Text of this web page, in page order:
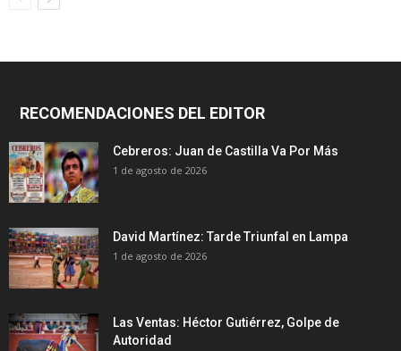
RECOMENDACIONES DEL EDITOR
Cebreros: Juan de Castilla Va Por Más
1 de agosto de 2026
David Martínez: Tarde Triunfal en Lampa
1 de agosto de 2026
Las Ventas: Héctor Gutiérrez, Golpe de
Autoridad